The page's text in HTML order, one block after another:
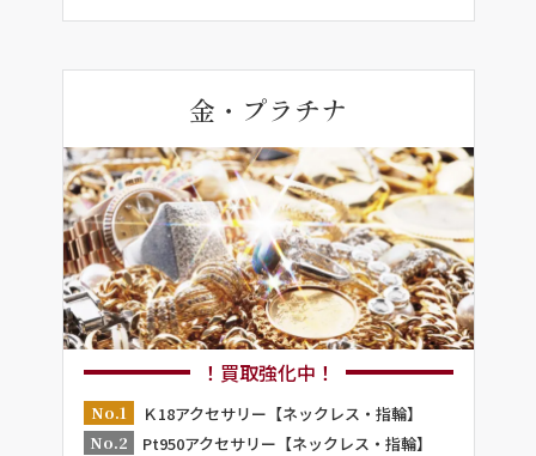
金・プラチナ
！買取強化中！
No.1
Ｋ18アクセサリー【ネックレス・指輪】
No.2
Pt950アクセサリー【ネックレス・指輪】